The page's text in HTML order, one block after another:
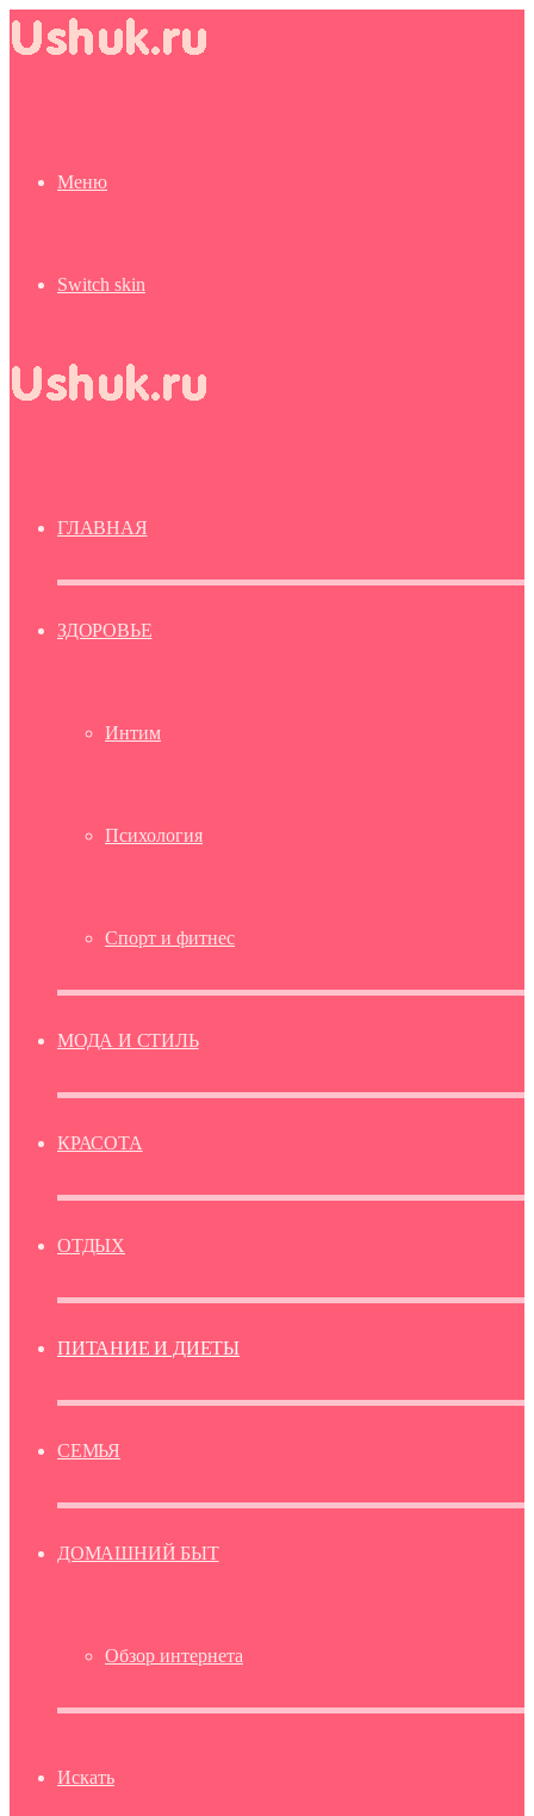
Меню
Switch skin
ГЛАВНАЯ
ЗДОРОВЬЕ
Интим
Психология
Спорт и фитнес
МОДА И СТИЛЬ
КРАСОТА
ОТДЫХ
ПИТАНИЕ И ДИЕТЫ
СЕМЬЯ
ДОМАШНИЙ БЫТ
Обзор интернета
Искать